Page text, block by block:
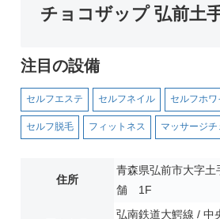
チョコザップ 弘前土
注目の設備
セルフエステ セルフネイル セルフホ
セルフ脱毛 フィットネス マッサージチ
住所
青森県弘前市大字
舗 1F
弘南鉄道大鰐線 /